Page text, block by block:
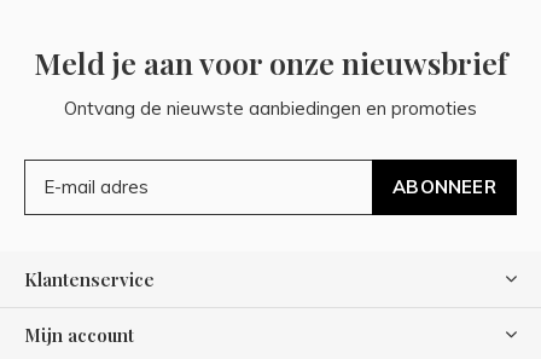
Meld je aan voor onze nieuwsbrief
Ontvang de nieuwste aanbiedingen en promoties
ABONNEER
Klantenservice
Mijn account